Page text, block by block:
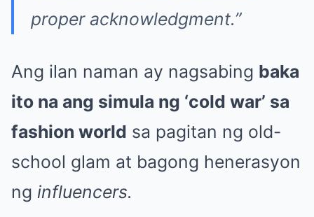
proper acknowledgment.”
Ang ilan naman ay nagsabing baka
ito na ang simula ng ‘cold war’ sa
fashion world sa pagitan ng old-
school glam at bagong henerasyon
ng influencers.